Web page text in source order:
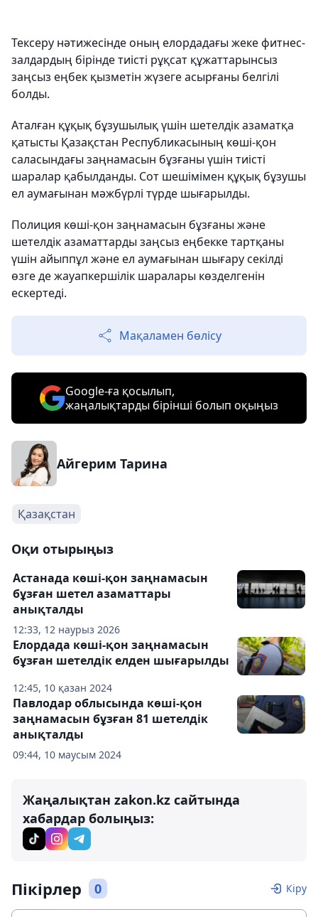
Тексеру нәтижесінде оның елордадағы жеке фитнес-
залдардың бірінде тиісті рұқсат құжаттарынсыз
заңсыз еңбек қызметін жүзеге асырғаны белгілі
болды.
Аталған құқық бұзушылық үшін шетелдік азаматқа
қатысты Қазақстан Республикасының көші-қон
саласындағы заңнамасын бұзғаны үшін тиісті
шаралар қабылданды. Сот шешімімен құқық бұзушы
ел аумағынан мәжбүрлі түрде шығарылды.
Полиция көші-қон заңнамасын бұзғаны және
шетелдік азаматтарды заңсыз еңбекке тартқаны
үшін айыппұл және ел аумағынан шығару секілді
өзге де жауапкершілік шаралары көзделгенін
ескертеді.
Мақаламен бөлісу
Google-ға қосылып,
жаңалықтарды бірінші болып оқыңыз
Айгерим Тарина
Қазақстан
Оқи отырыңыз
12:33, 12 наурыз 2026
Астанада көші-қон заңнамасын
бұзған шетел азаматтары
анықталды
12:45, 10 қазан 2024
Елордада көші-қон заңнамасын
бұзған шетелдік елден шығарылды
09:44, 10 маусым 2024
Павлодар облысында көші-қон
заңнамасын бұзған 81 шетелдік
анықталды
Жаңалықтан zakon.kz сайтында
хабардар болыңыз:
Пікірлер 0 Кіру